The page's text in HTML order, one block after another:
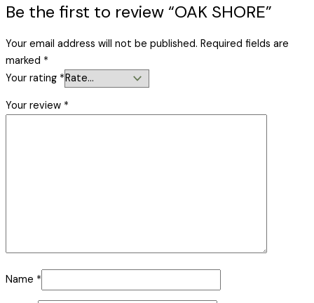
Be the first to review “OAK SHORE”
Your email address will not be published. Required fields are
marked *
Your rating *
Your review *
Name *